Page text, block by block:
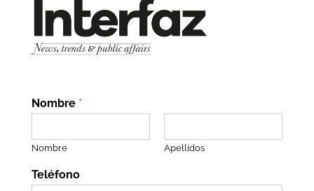
Nombre *
Nombre Apellidos
Teléfono